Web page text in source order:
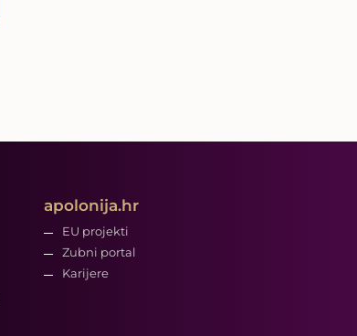
apolonija.hr
EU projekti
Zubni portal
Karijere